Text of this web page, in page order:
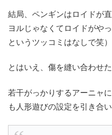
結局、ペンギンはロイドが
ヨルじゃなくてロイドがや
というツッコミはなしで笑）
とはいえ、傷を縫い合わせ
若干がっかりするアーニャ
も人形遊びの設定を引き合